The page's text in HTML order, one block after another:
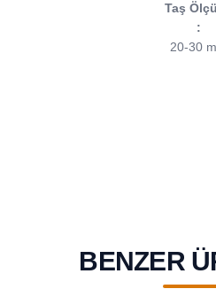
Taş
:
20-30
BENZER